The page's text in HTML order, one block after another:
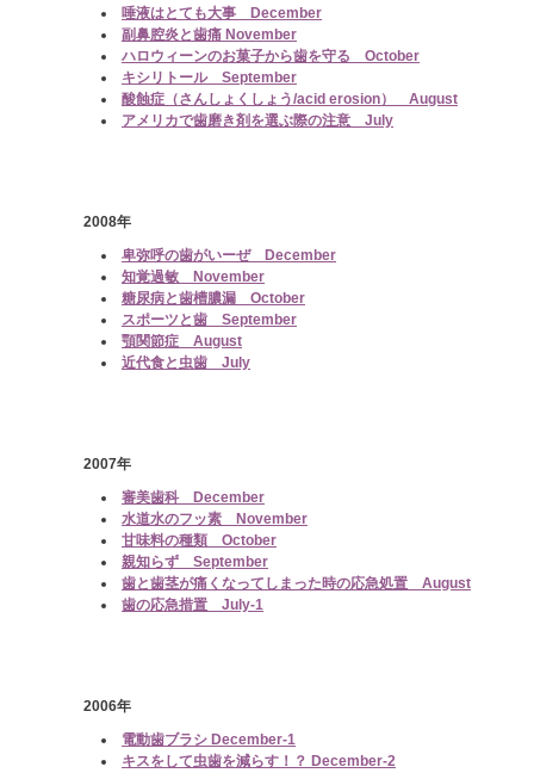
唾液はとても大事 December
副鼻腔炎と歯痛 November
ハロウィーンのお菓子から歯を守る October
キシリトール September
酸蝕症（さんしょくしょう/acid erosion） August
アメリカで歯磨き剤を選ぶ際の注意 July
2008年
卑弥呼の歯がいーぜ December
知覚過敏 November
糖尿病と歯槽膿漏 October
スポーツと歯 September
顎関節症 August
近代食と虫歯 July
2007年
審美歯科 December
水道水のフッ素 November
甘味料の種類 October
親知らず September
歯と歯茎が痛くなってしまった時の応急処置 August
歯の応急措置 July-1
2006年
電動歯ブラシ December-1
キスをして虫歯を減らす！？ December-2